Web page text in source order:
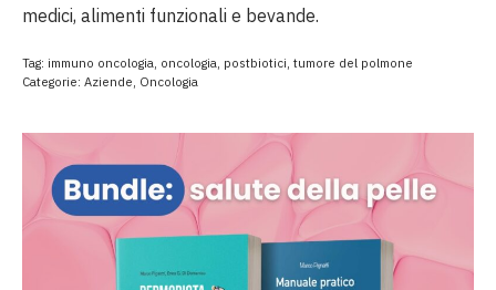
medici, alimenti funzionali e bevande.
Tag: immuno oncologia oncologia postbiotici tumore del polmone
Categorie: Aziende Oncologia